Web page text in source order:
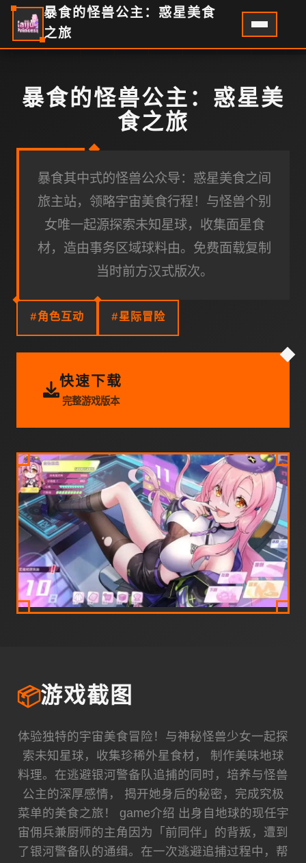
暴食的怪兽公主：惑星美食
之旅
暴食的怪兽公主：惑星美
食之旅
暴食其中式的怪兽公众导：惑星美食之间
旅主站，领略宇宙美食行程！与怪兽个别
女唯一起源探索未知星球，收集面星食
材，造由事务区域球料由。免费面载复制
当时前方汉式版次。
#角色互动 #星际冒险
快速下载
完整游戏版本
📦游戏截图
体验独特的宇宙美食冒险！与神秘怪兽少女一起探
索未知星球，收集珍稀外星食材， 制作美味地球
料理。在逃避银河警备队追捕的同时，培养与怪兽
公主的深厚感情， 揭开她身后的秘密，完成究极
菜单的美食之旅！ game介绍 出身自地球的现任宇
宙佣兵兼厨师的主角因为「前同伴」的背叛，遭到
了银河警备队的通缉。在一次逃避追捕过程中，帮